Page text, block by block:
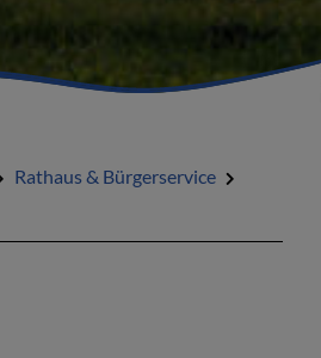
Rathaus & Bürgerservice